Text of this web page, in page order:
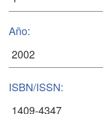
Año:
ISBN/ISSN: